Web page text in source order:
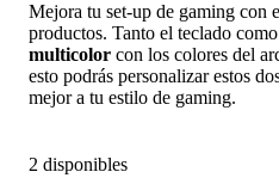
Mejora tu set-up de gaming con
productos. Tanto el teclado
multicolor con los colores del
esto podrás personalizar estos
mejor a tu estilo de gaming.
2 disponibles